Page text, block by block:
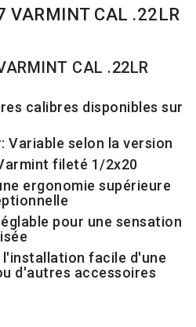
VARMINT CAL .22LR
CAL .22LR
calibres disponibles sur
Variable selon la version
fileté 1/2x20
ergonomie supérieure
pour une sensation
l'installation facile d'une
d'autres accessoires